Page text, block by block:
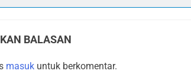
BALASAN
masuk untuk berkomentar.